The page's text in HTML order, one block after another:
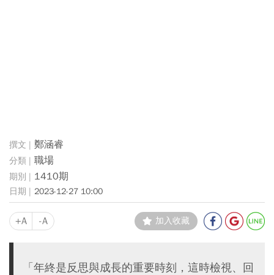
鄭涵睿
職場
1410期
2023-12-27 10:00
+A -A 加入收藏
「年終是反思與成長的重要時刻，這時檢視、回